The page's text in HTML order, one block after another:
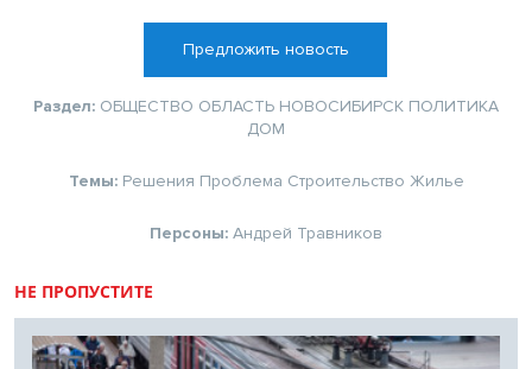
Предложить новость
Раздел: ОБЩЕСТВО ОБЛАСТЬ НОВОСИБИРСК ПОЛИТИКА
ДОМ
Темы: Решения Проблема Строительство Жилье
Персоны: Андрей Травников
НЕ ПРОПУСТИТЕ